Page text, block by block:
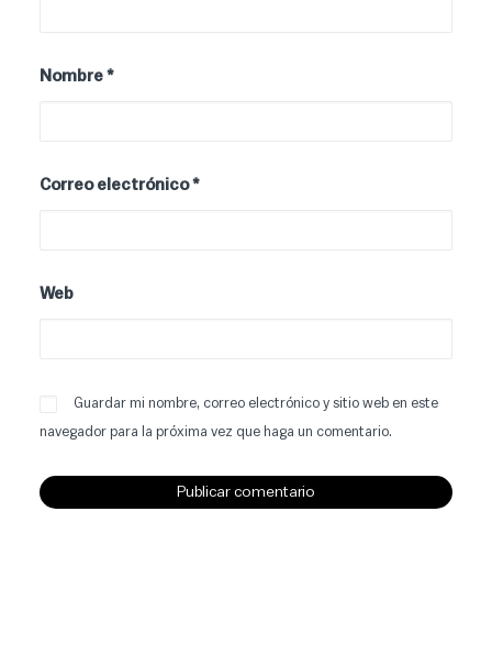
Nombre *
Correo electrónico*
Web
Guardar mi nombre, correo electrónico y sitio web en este
navegador para la próxima vez que haga un comentario.